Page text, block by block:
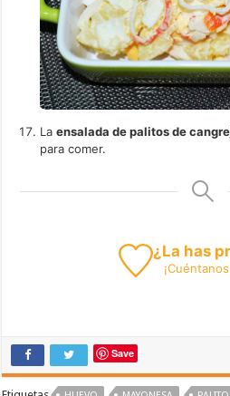
Laensalada de palitos de
para comer.
¿La has
¡Cuéntanos
Save